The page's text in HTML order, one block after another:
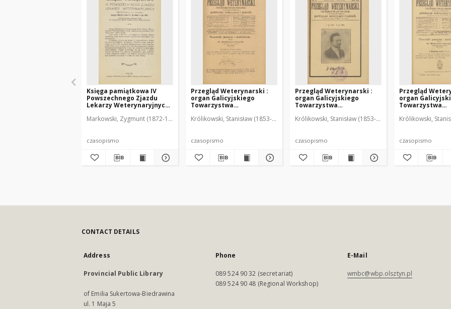
Księga pamiątkowa IV
Powszechnego Zjazdu
Lekarzy Weterynaryjnych
odbytego w Poznaniu w
Markowski, Zygmunt (1872-1951). Red.
czasopismo
Przegląd Weterynarski :
organ Galicyjskiego
Towarzystwa
czasopismo poświęcone
Królikowski, Stanisław (1853-1924). Red.
czasopismo
Przegląd Weterynarski :
organ Galicyjskiego
Towarzystwa
czasopismo poświęcone
Królikowski, Stanisław (1853-1924). Red.
czasopismo
Przegląd
organ
Towarzystwa
czasopismo
Królikowski,
czasopismo
CONTACT DETAILS
Address
Provincial Public Library
of Emilia Sukertowa-Biedrawina
ul. 1 Maja 5
Phone
089 524 90 32 (secretariat)
089 524 90 48 (Regional Workshop)
E-Mail
wmbc@wbp.olsztyn.pl